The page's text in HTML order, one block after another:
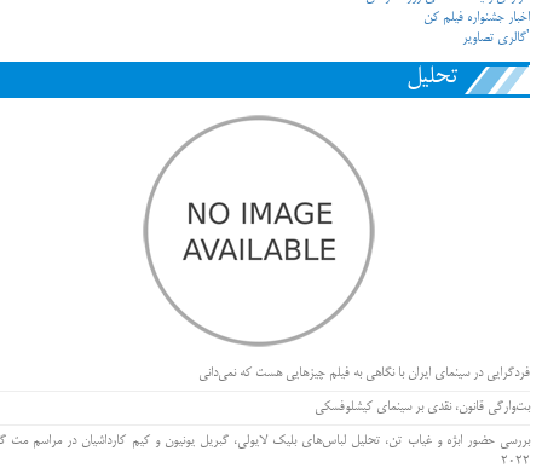
اخبار جشنواره فیلم کن
'گالری تصاویر
تحلیل
فردگرایی در سینمای ایران با نگاهی به فیلم چیزهایی هست که نمی‌دانی
بت‌وارگی قانون، نقدی بر سینمای کیشلوفسکی
بررسی حضور ابژه و غیاب تن، تحلیل لباس‌های بلیک لایولی، گبریل یونیون و کیم کارداشیان در مراسم مت
۲۰۲۲